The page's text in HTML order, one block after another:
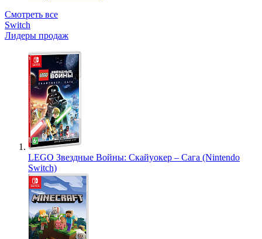
Смотреть все
Switch
Лидеры продаж
LEGO Звездные Войны: Скайуокер – Сага (Nintendo
Switch)